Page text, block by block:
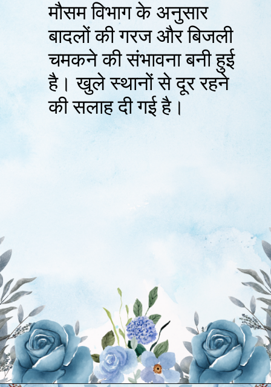
मौसम विभाग के अनुसार
बादलों की गरज और बिजली
चमकने की संभावना बनी हुई
है। खुले स्थानों से दूर रहने
की सलाह दी गई है।